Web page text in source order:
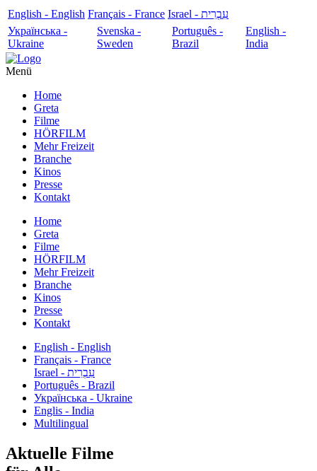
English - English Français - France
עִבְרִית - Israel
Українська -
Ukraine
Svenska -
Sweden
Português -
Brazil
English -
India
Menü
Home
Greta
Filme
HÖRFILM
Mehr Freizeit
Branche
Kinos
Presse
Kontakt
Home
Greta
Filme
HÖRFILM
Mehr Freizeit
Branche
Kinos
Presse
Kontakt
English - English
Français - France
עִבְרִית - Israel
Português - Brazil
Українська - Ukraine
Englis - India
Multilingual
Aktuelle Filme